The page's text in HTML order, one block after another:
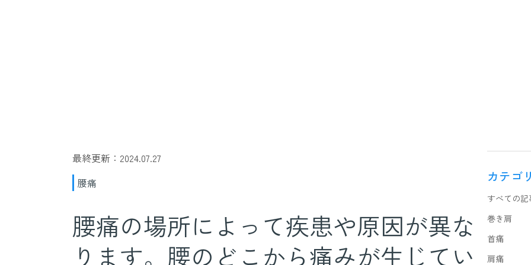
最終更新：2024.07.27
腰痛
腰痛の場所によって疾患や原因が異な
ります。腰のどこから痛みが生じてい
カテゴ
すべての記
巻き肩
首痛
肩痛